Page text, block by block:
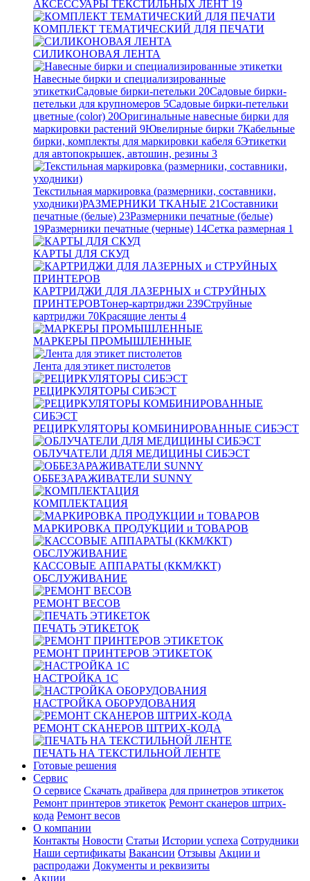
АКСЕССУАРЫ ТЕКСТИЛЬНЫХ ЛЕНТ 19
КОМПЛЕКТ ТЕМАТИЧЕСКИЙ ДЛЯ ПЕЧАТИ
СИЛИКОНОВАЯ ЛЕНТА
Навесные бирки и специализированные
этикеткиСадовые бирки-петельки 20Садовые бирки-
петельки для крупномеров 5Садовые бирки-петельки
цветные (color) 20Оригинальные навесные бирки для
маркировки растений 9Ювелирные бирки 7Кабельные
бирки, комплекты для маркировки кабеля 6Этикетки
для автопокрышек, автошин, резины 3
Текстильная маркировка (размерники, составники,
уходники)РАЗМЕРНИКИ ТКАНЫЕ 21Составники
печатные (белые) 23Размерники печатные (белые)
19Размерники печатные (черные) 14Сетка размерная 1
КАРТЫ ДЛЯ СКУД
КАРТРИДЖИ ДЛЯ ЛАЗЕРНЫХ и СТРУЙНЫХ
ПРИНТЕРОВТонер-картриджи 239Струйные
картриджи 70Красящие ленты 4
МАРКЕРЫ ПРОМЫШЛЕННЫЕ
Лента для этикет пистолетов
РЕЦИРКУЛЯТОРЫ СИБЭСТ
РЕЦИРКУЛЯТОРЫ КОМБИНИРОВАННЫЕ СИБЭСТ
ОБЛУЧАТЕЛИ ДЛЯ МЕДИЦИНЫ СИБЭСТ
ОББЕЗАРАЖИВАТЕЛИ SUNNY
КОМПЛЕКТАЦИЯ
МАРКИРОВКА ПРОДУКЦИИ и ТОВАРОВ
КАССОВЫЕ АППАРАТЫ (ККМ/ККТ)
ОБСЛУЖИВАНИЕ
РЕМОНТ ВЕСОВ
ПЕЧАТЬ ЭТИКЕТОК
РЕМОНТ ПРИНТЕРОВ ЭТИКЕТОК
НАСТРОЙКА 1С
НАСТРОЙКА ОБОРУДОВАНИЯ
РЕМОНТ СКАНЕРОВ ШТРИХ-КОДА
ПЕЧАТЬ НА ТЕКСТИЛЬНОЙ ЛЕНТЕ
Готовые решения
Сервис
О сервисе Скачать драйвера для принетров этикеток
Ремонт принтеров этикеток Ремонт сканеров штрих-
кода Ремонт весов
О компании
Контакты Новости Статьи Истории успеха Сотрудники
Наши сертификаты Вакансии Отзывы Акции и
распродажи Документы и реквизиты
Акции